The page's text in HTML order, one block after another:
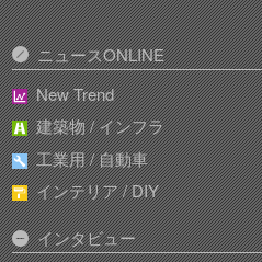
ニュースONLINE
New Trend
建築物 / インフラ
工業用 / 自動車
インテリア / DIY
インタビュー